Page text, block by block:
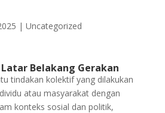
| Uncategorized
Belakang Gerakan
tindakan kolektif yang dilakukan
atau masyarakat dengan
konteks sosial dan politik,